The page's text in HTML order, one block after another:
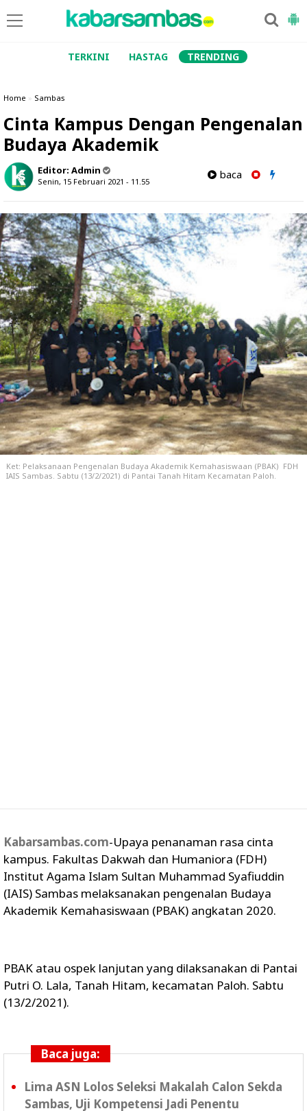
TERKINI HASTAG TRENDING
Home » Sambas
Cinta Kampus Dengan Pengenalan
Budaya Akademik
Editor: Admin
Senin, 15 Februari 2021 - 11.55
baca
Ket: Pelaksanaan Pengenalan Budaya Akademik Kemahasiswaan (PBAK) FDH
IAIS Sambas. Sabtu (13/2/2021) di Pantai Tanah Hitam Kecamatan Paloh.
Kabarsambas.com-Upaya penanaman rasa cinta
kampus. Fakultas Dakwah dan Humaniora (FDH)
Institut Agama Islam Sultan Muhammad Syafiuddin
(IAIS) Sambas melaksanakan pengenalan Budaya
Akademik Kemahasiswaan (PBAK) angkatan 2020.
PBAK atau ospek lanjutan yang dilaksanakan di Pantai
Putri O. Lala, Tanah Hitam, kecamatan Paloh. Sabtu
(13/2/2021).
Baca juga:
Lima ASN Lolos Seleksi Makalah Calon Sekda
Sambas, Uji Kompetensi Jadi Penentu